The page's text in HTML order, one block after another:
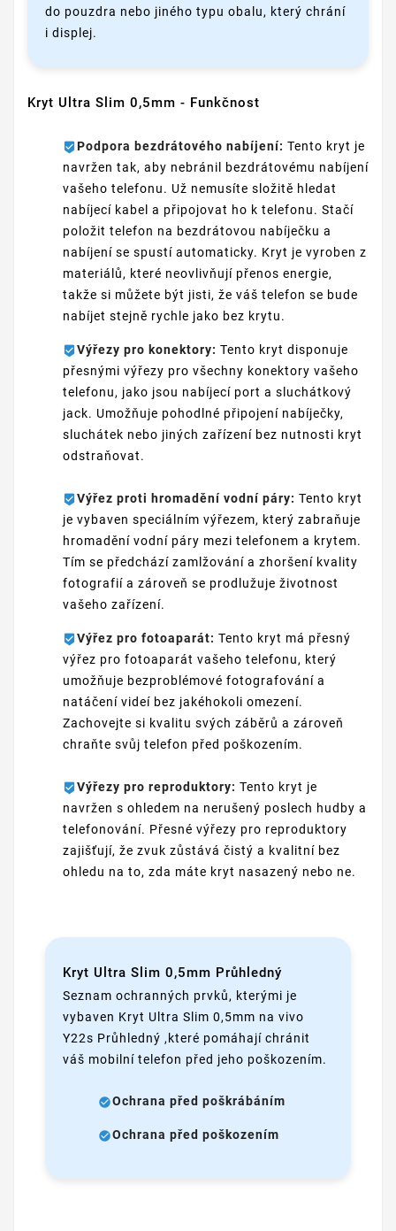
do pouzdra nebo jiného typu obalu, který chrání
i displej.
Kryt Ultra Slim 0,5mm - Funkčnost
Podpora bezdrátového nabíjení: Tento kryt je
navržen tak, aby nebránil bezdrátovému nabíjení
vašeho telefonu. Už nemusíte složitě hledat
nabíjecí kabel a připojovat ho k telefonu. Stačí
položit telefon na bezdrátovou nabíječku a
nabíjení se spustí automaticky. Kryt je vyroben z
materiálů, které neovlivňují přenos energie,
takže si můžete být jisti, že váš telefon se bude
nabíjet stejně rychle jako bez krytu.
Výřezy pro konektory: Tento kryt disponuje
přesnými výřezy pro všechny konektory vašeho
telefonu, jako jsou nabíjecí port a sluchátkový
jack. Umožňuje pohodlné připojení nabíječky,
sluchátek nebo jiných zařízení bez nutnosti kryt
odstraňovat.
Výřez proti hromadění vodní páry: Tento kryt
je vybaven speciálním výřezem, který zabraňuje
hromadění vodní páry mezi telefonem a krytem.
Tím se předchází zamlžování a zhoršení kvality
fotografií a zároveň se prodlužuje životnost
vašeho zařízení.
Výřez pro fotoaparát: Tento kryt má přesný
výřez pro fotoaparát vašeho telefonu, který
umožňuje bezproblémové fotografování a
natáčení videí bez jakéhokoli omezení.
Zachovejte si kvalitu svých záběrů a zároveň
chraňte svůj telefon před poškozením.
Výřezy pro reproduktory: Tento kryt je
navržen s ohledem na nerušený poslech hudby a
telefonování. Přesné výřezy pro reproduktory
zajišťují, že zvuk zůstává čistý a kvalitní bez
ohledu na to, zda máte kryt nasazený nebo ne.
Kryt Ultra Slim 0,5mm Průhledný
Seznam ochranných prvků, kterými je
vybaven Kryt Ultra Slim 0,5mm na vivo
Y22s Průhledný ,které pomáhají chránit
váš mobilní telefon před jeho poškozením.
Ochrana před poškrábáním
Ochrana před poškozením